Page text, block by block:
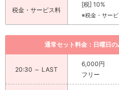
税金・サービス料
[税] 10%
※税金・サー
通常セット料金：日曜日
20:30 ～ LAST
6,000円
フリー